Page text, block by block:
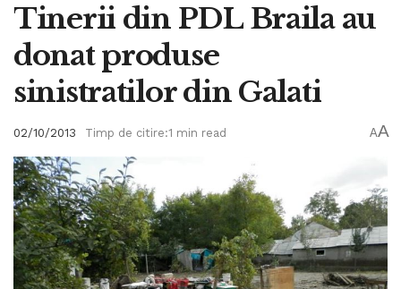
Tinerii din PDL Braila au
donat produse
sinistratilor din Galati
02/10/2013 Timp de citire:1 min read AA